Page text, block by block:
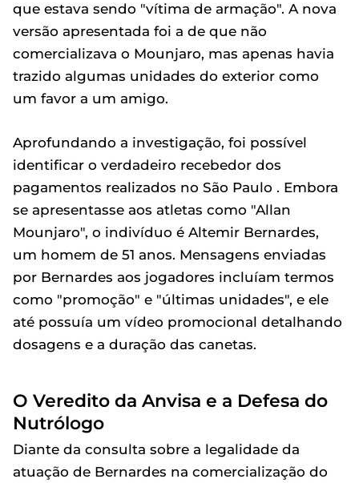
que estava sendo "vítima de armação". A nova
versão apresentada foi a de que não
comercializava o Mounjaro, mas apenas havia
trazido algumas unidades do exterior como
um favor a um amigo.
Aprofundando a investigação, foi possível
identificar o verdadeiro recebedor dos
pagamentos realizados no São Paulo . Embora
se apresentasse aos atletas como "Allan
Mounjaro", o indivíduo é Altemir Bernardes,
um homem de 51 anos. Mensagens enviadas
por Bernardes aos jogadores incluíam termos
como "promoção" e "últimas unidades", e ele
até possuía um vídeo promocional detalhando
dosagens e a duração das canetas.
O Veredito da Anvisa e a Defesa do
Nutrólogo
Diante da consulta sobre a legalidade da
atuação de Bernardes na comercialização do